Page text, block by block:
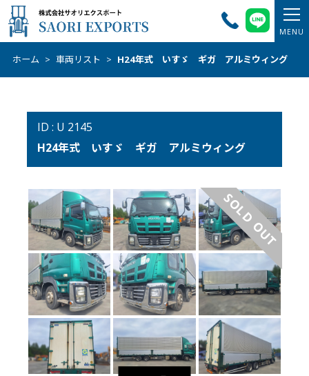
ホーム > 車両リスト > H24年式 いすゞ ギガ アルミウィング
ID : U 2145
H24年式 いすゞ ギガ アルミウィング
SOLD OUT